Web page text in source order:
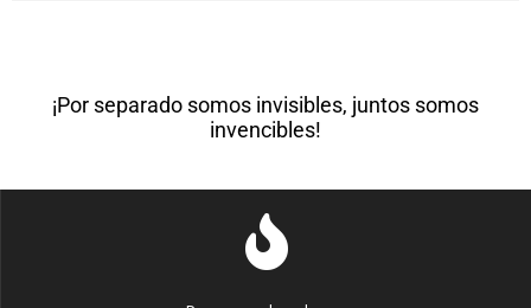
¡Por separado somos invisibles, juntos somos
invencibles!